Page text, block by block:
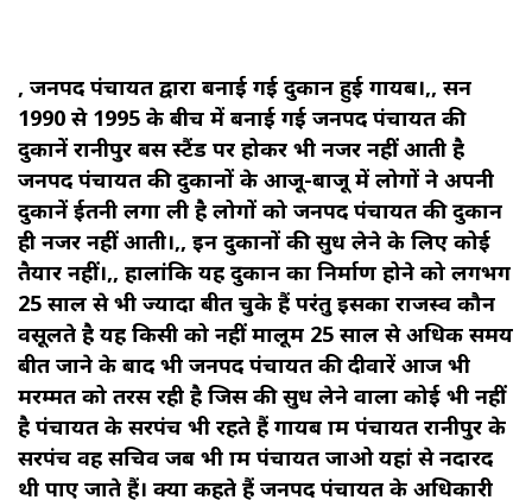
, जनपद पंचायत द्वारा बनाई गई दुकान हुई गायब।,, सन
1990 से 1995 के बीच में बनाई गई जनपद पंचायत की
दुकानें रानीपुर बस स्टैंड पर होकर भी नजर नहीं आती है
जनपद पंचायत की दुकानों के आजू-बाजू में लोगों ने अपनी
दुकानें ईतनी लगा ली है लोगों को जनपद पंचायत की दुकान
ही नजर नहीं आती।,, इन दुकानों की सुध लेने के लिए कोई
तैयार नहीं।,, हालांकि यह दुकान का निर्माण होने को लगभग
25 साल से भी ज्यादा बीत चुके हैं परंतु इसका राजस्व कौन
वसूलते है यह किसी को नहीं मालूम 25 साल से अधिक समय
बीत जाने के बाद भी जनपद पंचायत की दीवारें आज भी
मरम्मत को तरस रही है जिस की सुध लेने वाला कोई भी नहीं
है पंचायत के सरपंच भी रहते हैं गायब ग्राम पंचायत रानीपुर के
सरपंच वह सचिव जब भी ग्राम पंचायत जाओ यहां से नदारद
थी पाए जाते हैं। क्या कहते हैं जनपद पंचायत के अधिकारी